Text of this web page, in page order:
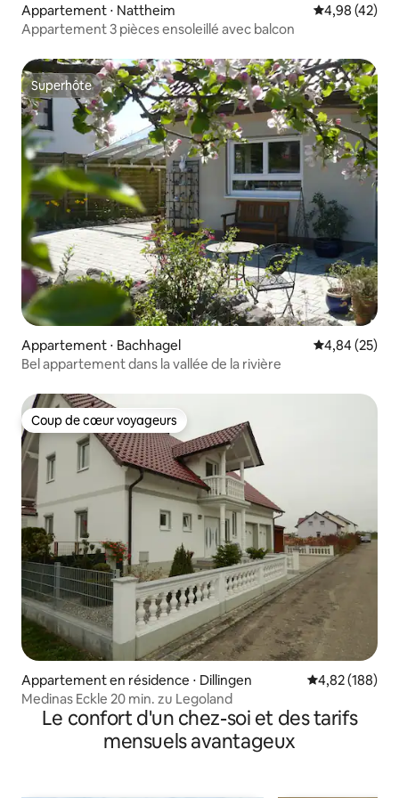
Appartement ⋅ Nattheim Évaluation
4,98 (42)
Appartement 3 pièces ensoleillé avec balcon
Superhôte
Superhôte
Appartement ⋅ Bachhagel Évaluation
4,84 (25)
Bel appartement dans la vallée de la rivière
Coup de cœur voyageurs
Coup de cœur voyageurs
Appartement en résidence ⋅ Dillingen Évaluation
4,82 (188)
Medinas Eckle 20 min. zu Legoland
Le confort d'un chez-soi et des tarifs
mensuels avantageux